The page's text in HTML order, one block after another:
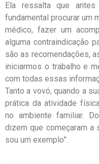
Ela ressalta que
fundamental procurar um
médico, fazer um
alguma contraindicação
são as recomendações,
iniciarmos o trabalho e
com todas essas
Tanto a vovó, quando a
prática da atividade
no ambiente familiar.
dizem que começaram a
sou um exemplo”.